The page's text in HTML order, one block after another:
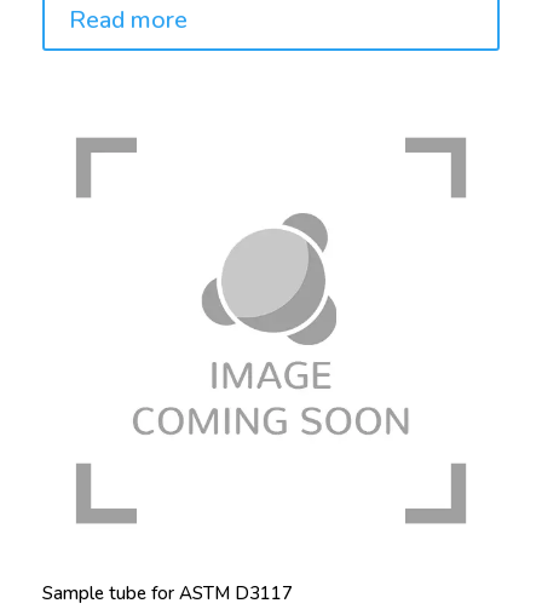
Read more
Sample tube for ASTM D3117